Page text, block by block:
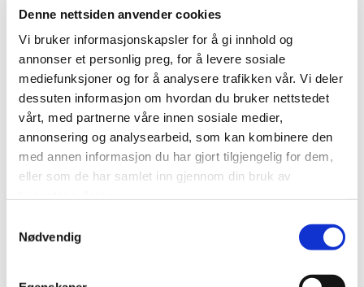
Denne nettsiden anvender cookies
Vi bruker informasjonskapsler for å gi innhold og
annonser et personlig preg, for å levere sosiale
mediefunksjoner og for å analysere trafikken vår. Vi deler
dessuten informasjon om hvordan du bruker nettstedet
vårt, med partnerne våre innen sosiale medier,
annonsering og analysearbeid, som kan kombinere den
med annen informasjon du har gjort tilgjengelig for dem,
eller som de har samlet inn gjennom din bruk av
Nødvendig
FAQ – Isolerende plisségardiner
Hvordan holder isolerende gardiner på varmen?
Hvordan fungerer isolerende plisségardiner?
Hvordan rengjør jeg mine isolerende
plisségardiner?